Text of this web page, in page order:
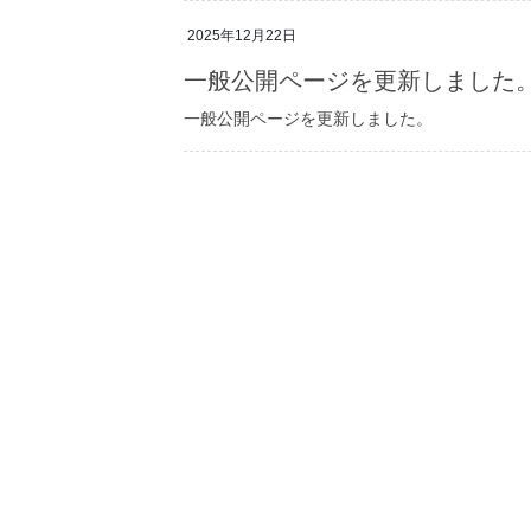
2025年12月22日
一般公開ページを更新しました。
一般公開ページを更新しました。